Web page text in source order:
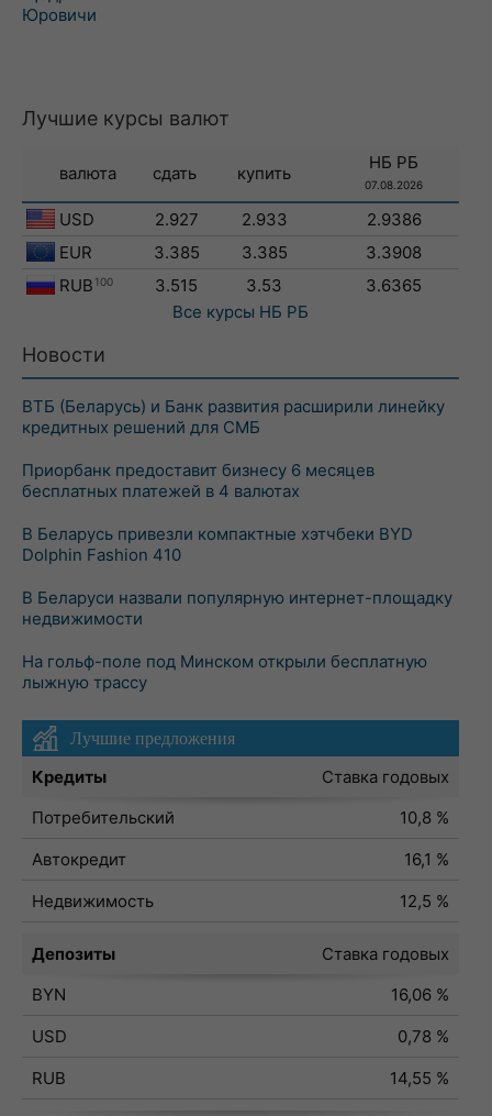
Юровичи
Лучшие курсы валют
валюта сдать купить
НБ РБ
07.08.2026
USD 2.927 2.933
2.9386
EUR
3.385 3.385
3.3908
RUB 100 3.515 3.53
3.6365
Все курсы НБ РБ
Новости
ВТБ (Беларусь) и Банк развития расширили линейку
кредитных решений для СМБ
Приорбанк предоставит бизнесу 6 месяцев
бесплатных платежей в 4 валютах
В Беларусь привезли компактные хэтчбеки BYD
Dolphin Fashion 410
В Беларуси назвали популярную интернет-площадку
недвижимости
На гольф-поле под Минском открыли бесплатную
лыжную трассу
Лучшие предложения
Кредиты
Ставка годовых
Потребительский
10,8 %
Автокредит
16,1 %
Недвижимость
12,5 %
Депозиты
Ставка годовых
BYN
16,06 %
USD
0,78 %
RUB
14,55 %